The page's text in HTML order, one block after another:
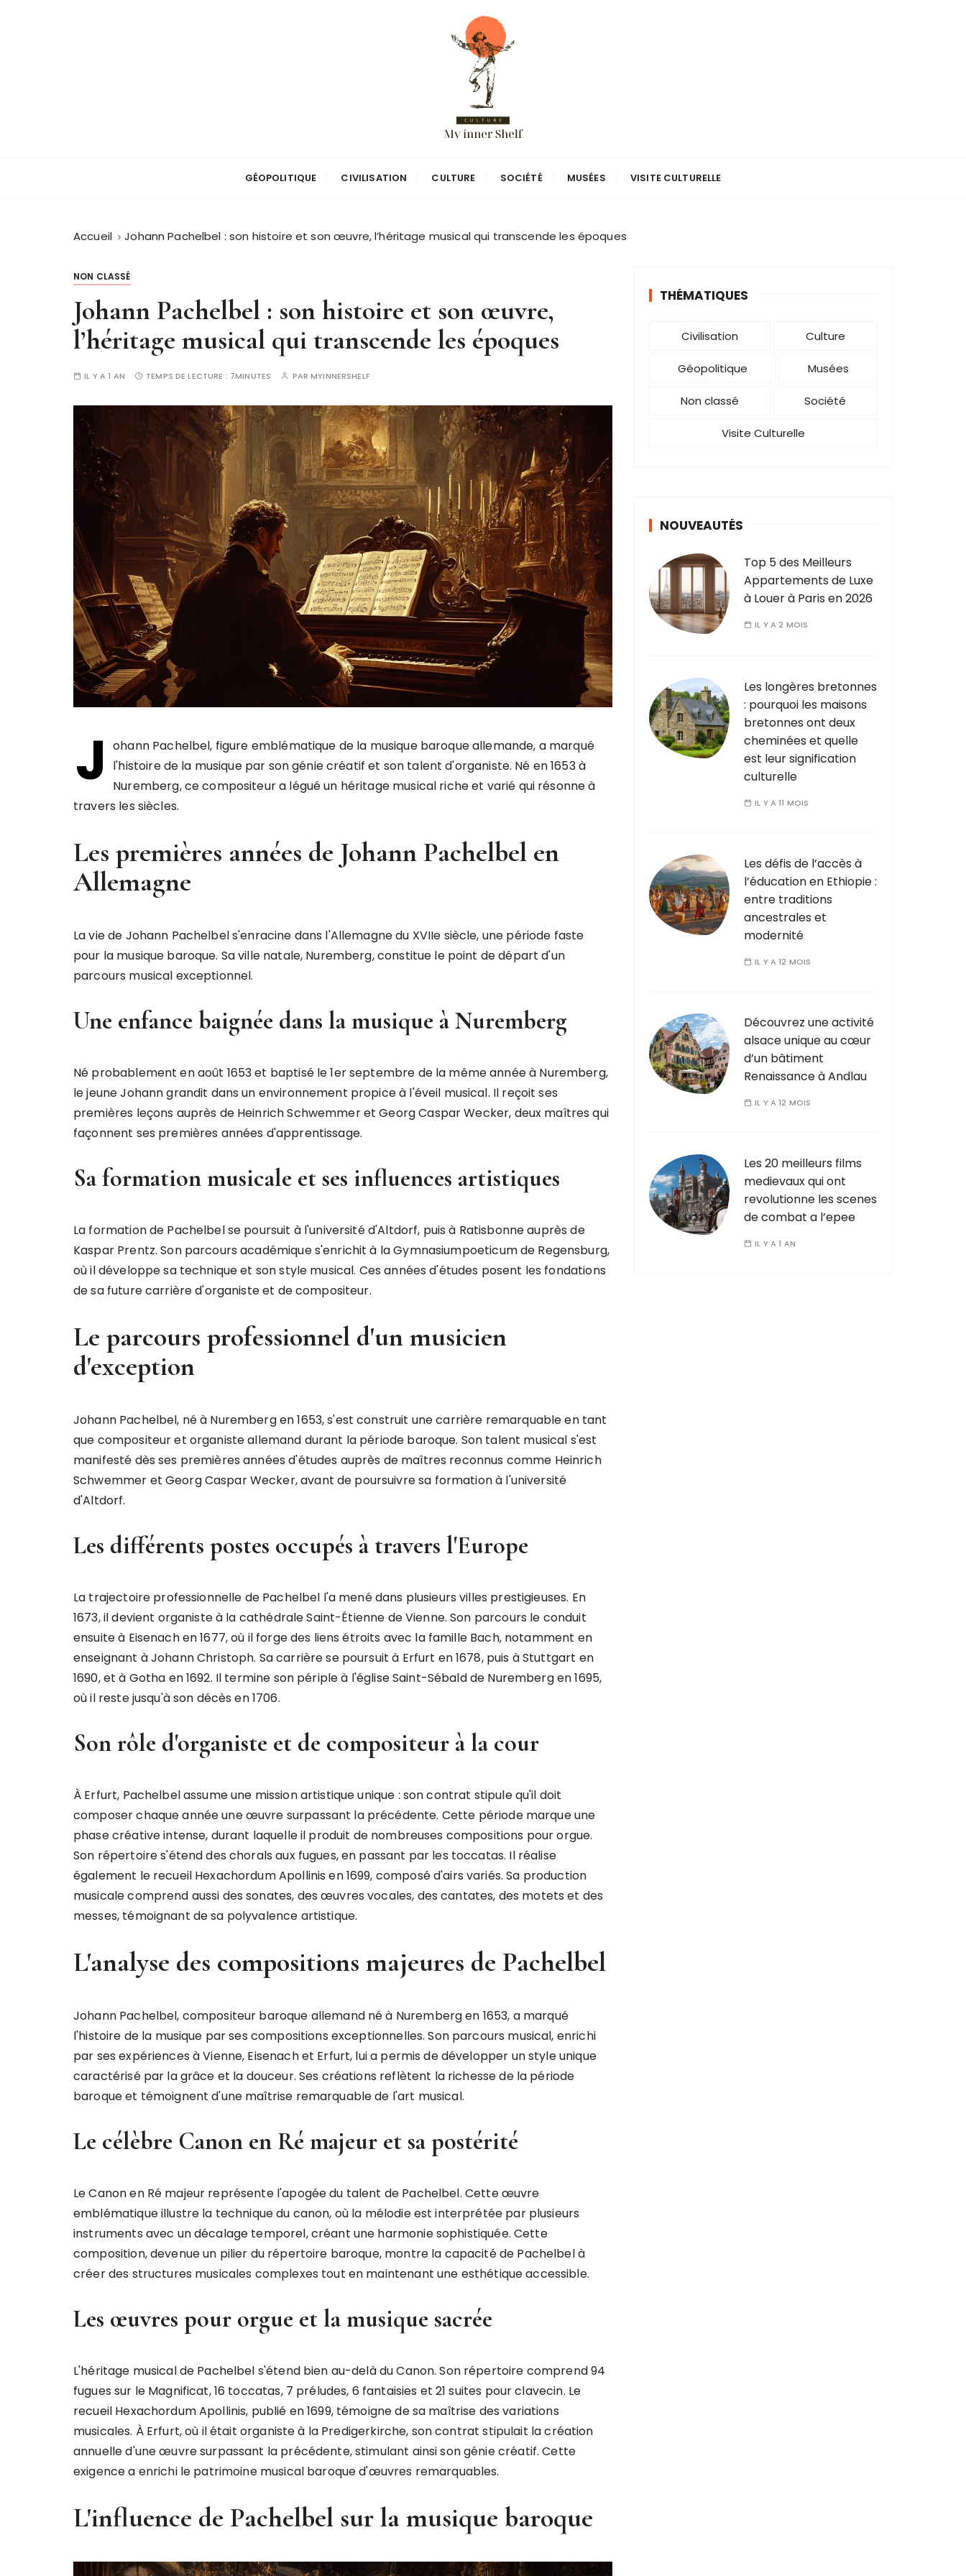
MyinnershelfGÉOPOLITIQUE CIVILISATION CULTURE SOCIÉTÉ MUSÉES VISITE CULTURELLE
Accueil Johann Pachelbel : son histoire et son œuvre, l’héritage musical qui transcende les époques
NON CLASSÉ
Johann Pachelbel : son histoire et son œuvre,
l’héritage musical qui transcende les époques
IL Y A 1 AN TEMPS DE LECTURE : 7MINUTES PARMYINNERSHELF
J
ohann Pachelbel, figure emblématique de la musique baroque allemande, a marqué
l'histoire de la musique par son génie créatif et son talent d'organiste. Né en 1653 à
Nuremberg, ce compositeur a légué un héritage musical riche et varié qui résonne à
travers les siècles.
Les premières années de Johann Pachelbel en
Allemagne
La vie de Johann Pachelbel s'enracine dans l'Allemagne du XVIIe siècle, une période faste
pour la musique baroque. Sa ville natale, Nuremberg, constitue le point de départ d'un
parcours musical exceptionnel.
Une enfance baignée dans la musique à Nuremberg
Né probablement en août 1653 et baptisé le 1er septembre de la même année à Nuremberg,
le jeune Johann grandit dans un environnement propice à l'éveil musical. Il reçoit ses
premières leçons auprès de Heinrich Schwemmer et Georg Caspar Wecker, deux maîtres qui
façonnent ses premières années d'apprentissage.
Sa formation musicale et ses influences artistiques
La formation de Pachelbel se poursuit à l'université d'Altdorf, puis à Ratisbonne auprès de
Kaspar Prentz. Son parcours académique s'enrichit à la Gymnasiumpoeticum de Regensburg,
où il développe sa technique et son style musical. Ces années d'études posent les fondations
de sa future carrière d'organiste et de compositeur.
Le parcours professionnel d'un musicien
d'exception
Johann Pachelbel, né à Nuremberg en 1653, s'est construit une carrière remarquable en tant
que compositeur et organiste allemand durant la période baroque. Son talent musical s'est
manifesté dès ses premières années d'études auprès de maîtres reconnus comme Heinrich
Schwemmer et Georg Caspar Wecker, avant de poursuivre sa formation à l'université
d'Altdorf.
Les différents postes occupés à travers l'Europe
La trajectoire professionnelle de Pachelbel l'a mené dans plusieurs villes prestigieuses. En
1673, il devient organiste à la cathédrale Saint-Étienne de Vienne. Son parcours le conduit
ensuite à Eisenach en 1677, où il forge des liens étroits avec la famille Bach, notamment en
enseignant à Johann Christoph. Sa carrière se poursuit à Erfurt en 1678, puis à Stuttgart en
1690, et à Gotha en 1692. Il termine son périple à l'église Saint-Sébald de Nuremberg en 1695,
où il reste jusqu'à son décès en 1706.
Son rôle d'organiste et de compositeur à la cour
À Erfurt, Pachelbel assume une mission artistique unique : son contrat stipule qu'il doit
composer chaque année une œuvre surpassant la précédente. Cette période marque une
phase créative intense, durant laquelle il produit de nombreuses compositions pour orgue.
Son répertoire s'étend des chorals aux fugues, en passant par les toccatas. Il réalise
également le recueil Hexachordum Apollinis en 1699, composé d'airs variés. Sa production
musicale comprend aussi des sonates, des œuvres vocales, des cantates, des motets et des
messes, témoignant de sa polyvalence artistique.
L'analyse des compositions majeures de Pachelbel
Johann Pachelbel, compositeur baroque allemand né à Nuremberg en 1653, a marqué
l'histoire de la musique par ses compositions exceptionnelles. Son parcours musical, enrichi
par ses expériences à Vienne, Eisenach et Erfurt, lui a permis de développer un style unique
caractérisé par la grâce et la douceur. Ses créations reflètent la richesse de la période
baroque et témoignent d'une maîtrise remarquable de l'art musical.
Le célèbre Canon en Ré majeur et sa postérité
Le Canon en Ré majeur représente l'apogée du talent de Pachelbel. Cette œuvre
emblématique illustre la technique du canon, où la mélodie est interprétée par plusieurs
instruments avec un décalage temporel, créant une harmonie sophistiquée. Cette
composition, devenue un pilier du répertoire baroque, montre la capacité de Pachelbel à
créer des structures musicales complexes tout en maintenant une esthétique accessible.
Les œuvres pour orgue et la musique sacrée
L'héritage musical de Pachelbel s'étend bien au-delà du Canon. Son répertoire comprend 94
fugues sur le Magnificat, 16 toccatas, 7 préludes, 6 fantaisies et 21 suites pour clavecin. Le
recueil Hexachordum Apollinis, publié en 1699, témoigne de sa maîtrise des variations
musicales. À Erfurt, où il était organiste à la Predigerkirche, son contrat stipulait la création
annuelle d'une œuvre surpassant la précédente, stimulant ainsi son génie créatif. Cette
exigence a enrichi le patrimoine musical baroque d'œuvres remarquables.
L'influence de Pachelbel sur la musique baroque
THÉMATIQUES
Civilisation Culture
Géopolitique Musées
Non classé Société
Visite Culturelle
NOUVEAUTÉS
Top 5 des Meilleurs
Appartements de Luxe
à Louer à Paris en 2026
IL Y A 2 MOIS
Les longères bretonnes
: pourquoi les maisons
bretonnes ont deux
cheminées et quelle
est leur signification
culturelle
IL Y A 11 MOIS
Les défis de l’accès à
l’éducation en Ethiopie :
entre traditions
ancestrales et
modernité
IL Y A 12 MOIS
Découvrez une activité
alsace unique au cœur
d’un bâtiment
Renaissance à Andlau
IL Y A 12 MOIS
Les 20 meilleurs films
medievaux qui ont
revolutionne les scenes
de combat a l’epee
IL Y A 1 AN